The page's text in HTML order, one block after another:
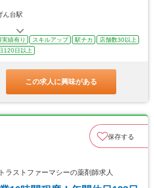
ん台駅
績有り スキルアップ 駅チカ
店舗数30以上
120日以上
この求人に興味がある
保存する
ストファーマシーの薬剤師求人